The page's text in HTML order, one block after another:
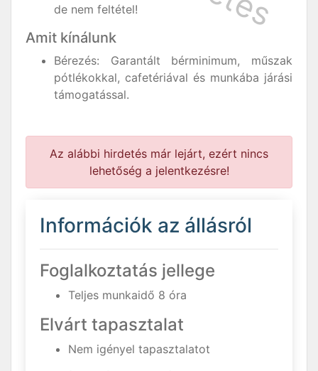
de nem feltétel!
Amit kínálunk
Bérezés: Garantált bérminimum, műszak
pótlékokkal, cafetériával és munkába járási
támogatással.
Az alábbi hirdetés már lejárt, ezért nincs
lehetőség a jelentkezésre!
Információk az állásról
Foglalkoztatás jellege
Teljes munkaidő 8 óra
Elvárt tapasztalat
Nem igényel tapasztalatot